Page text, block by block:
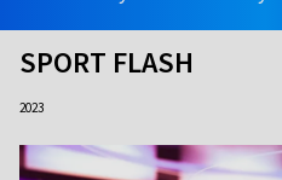
SPORT FLASH
2023